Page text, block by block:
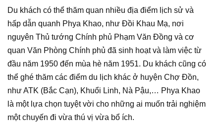
Du khách có thể thăm quan nhiều địa điểm lịch sử và
hấp dẫn quanh Phya Khao, như Đồi Khau Mạ, nơi
nguyên Thủ tướng Chính phủ Phạm Văn Đồng và cơ
quan Văn Phòng Chính phủ đã sinh hoạt và làm việc từ
đầu năm 1950 đến mùa hè năm 1951. Du khách cũng có
thể ghé thăm các điểm du lịch khác ở huyện Chợ Đồn,
như ATK (Bắc Cạn), Khuổi Linh, Nà Pậu,… Phya Khao
là một lựa chọn tuyệt vời cho những ai muốn trải nghiệm
một chuyến đi vừa thú vị vừa bổ ích.